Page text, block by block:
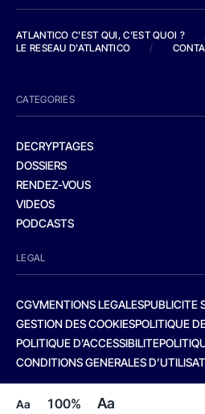
Aa 100% Aa
ATLANTICO C'EST QUI, C'EST QUOI ?
LE RESEAU D'ATLANTICO
/
CATEGORIES
DECRYPTAGES
DOSSIERS
RENDEZ-VOUS
VIDEOS
PODCASTS
LEGAL
CGVMENTIONS LEGALESPUBLICITE
GESTION DES COOKIESPOLITIQUE
POLITIQUE D’ACCESSIBILITE
CONDITIONS GENERALES